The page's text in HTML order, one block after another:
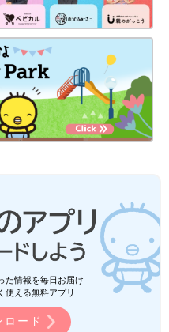
た情報を毎日お届け
使える無料アプリ
ード